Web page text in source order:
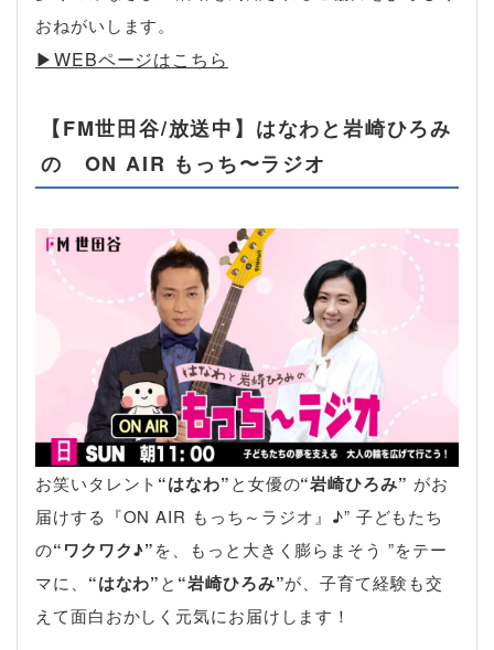
おねがいします。
▶︎WEBページはこちら
【FM世田谷/放送中】はなわと岩崎ひろみ
の ON AIR もっち〜ラジオ
お笑いタレント “はなわ”と女優の“岩崎ひろみ” がお
届けする『ON AIR もっち～ラジオ』♪” 子どもたち
の“ワクワク♪”を、もっと大きく膨らまそう ”をテー
マに、 “はなわ”と “岩崎ひろみ”が、子育て経験も交
えて面白おかしく元気にお届けします！